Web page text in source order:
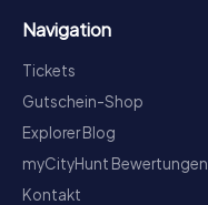
Navigation
Tickets
Gutschein-Shop
Explorer Blog
myCityHunt Bewertungen
Kontakt